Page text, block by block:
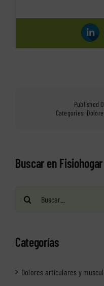
Published
Categories:
Buscar en
Categorías
Dolores articulares y